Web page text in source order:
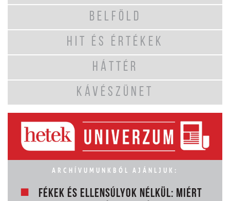
BELFÖLD
HIT ÉS ÉRTÉKEK
HÁTTÉR
KÁVÉSZÜNET
ARCHÍVUMUNKBÓL AJÁNLJUK:
FÉKEK ÉS ELLENSÚLYOK NÉLKÜL: MIÉRT